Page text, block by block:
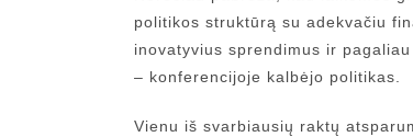
politikos struktūrą su adekvačiu
inovatyvius sprendimus ir
– konferencijoje kalbėjo politikas.
Vienu iš svarbiausių raktų